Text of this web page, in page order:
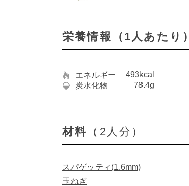
栄養情報（1人あたり）
エネルギー 493kcal
炭水化物
78.4g
材料 （2人分）
スパゲッティ(1.6mm)
玉ねぎ